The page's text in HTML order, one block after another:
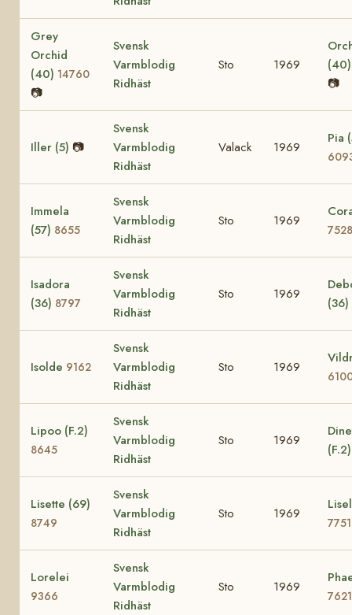
Grey
Orchid
(40) 14760
📷
Svensk
Varmblodig
Ridhäst
Sto 1969
📷
Iller (5) 📷
Svensk
Varmblodig
Ridhäst
Valack 1969
Pia
Immela
(57) 8655
Svensk
Varmblodig
Ridhäst
Sto 1969
7528
Isadora
(36) 8797
Svensk
Varmblodig
Ridhäst
Sto 1969
(36)
Isolde 9162
Svensk
Varmblodig
Ridhäst
Sto 1969
Lipoo (F.2)
8645
Svensk
Varmblodig
Ridhäst
Sto 1969
Lisette (69)
8749
Svensk
Varmblodig
Ridhäst
Sto 1969
7751
Lorelei
9366
Svensk
Varmblodig
Ridhäst
Sto 1969
7621